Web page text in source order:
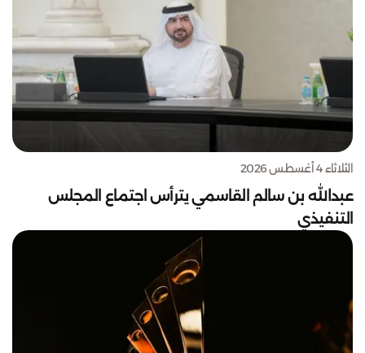
الثلاثاء 4 أغسطس 2026
عبدالله بن سالم القاسمي يترأس اجتماع المجلس
التنفيذي